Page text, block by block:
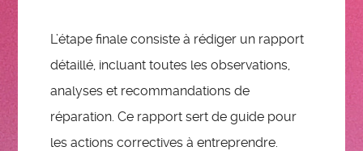
L’étape finale consiste à rédiger un rapport
détaillé, incluant toutes les observations,
analyses et recommandations de
réparation. Ce rapport sert de guide pour
les actions correctives à entreprendre.